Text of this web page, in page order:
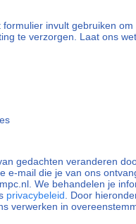
invult gebruiken
te verzorgen. Laat ons
gedachten veranderen
e-mail die je van ons
We behandelen je
privacybeleid . Door
verwerken in